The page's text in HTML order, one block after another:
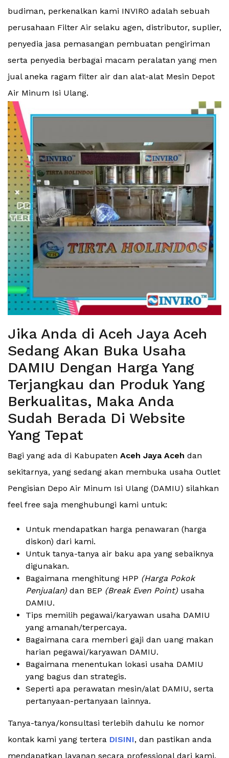
budiman, perkenalkan kami INVIRO adalah sebuah
perusahaan Filter Air selaku agen, distributor, suplier,
penyedia jasa pemasangan pembuatan pengiriman
serta penyedia berbagai macam peralatan yang men
jual aneka ragam filter air dan alat-alat Mesin Depot
Air Minum Isi Ulang.
Jika Anda di Aceh Jaya Aceh
Sedang Akan Buka Usaha
DAMIU Dengan Harga Yang
Terjangkau dan Produk Yang
Berkualitas, Maka Anda
Sudah Berada Di Website
Yang Tepat
Bagi yang ada di Kabupaten Aceh Jaya Aceh dan
sekitarnya, yang sedang akan membuka usaha Outlet
Pengisian Depo Air Minum Isi Ulang (DAMIU) silahkan
feel free saja menghubungi kami untuk:
Untuk mendapatkan harga penawaran (harga
diskon) dari kami.
Untuk tanya-tanya air baku apa yang sebaiknya
digunakan.
Bagaimana menghitung HPP (Harga Pokok
Penjualan) dan BEP (Break Even Point) usaha
DAMIU.
Tips memilih pegawai/karyawan usaha DAMIU
yang amanah/terpercaya.
Bagaimana cara memberi gaji dan uang makan
harian pegawai/karyawan DAMIU.
Bagaimana menentukan lokasi usaha DAMIU
yang bagus dan strategis.
Seperti apa perawatan mesin/alat DAMIU, serta
pertanyaan-pertanyaan lainnya.
Tanya-tanya/konsultasi terlebih dahulu ke nomor
kontak kami yang tertera DISINI, dan pastikan anda
mendapatkan layanan secara professional dari kami.